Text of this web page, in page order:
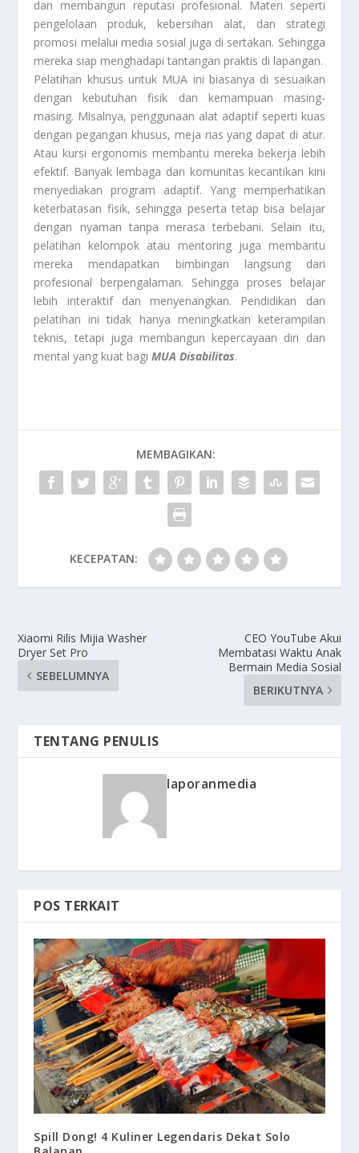
dan membangun reputasi profesional. Materi seperti
pengelolaan produk, kebersihan alat, dan strategi
promosi melalui media sosial juga di sertakan. Sehingga
mereka siap menghadapi tantangan praktis di lapangan.
Pelatihan khusus untuk MUA ini biasanya di sesuaikan
dengan kebutuhan fisik dan kemampuan masing-
masing. Misalnya, penggunaan alat adaptif seperti kuas
dengan pegangan khusus, meja rias yang dapat di atur.
Atau kursi ergonomis membantu mereka bekerja lebih
efektif. Banyak lembaga dan komunitas kecantikan kini
menyediakan program adaptif. Yang memperhatikan
keterbatasan fisik, sehingga peserta tetap bisa belajar
dengan nyaman tanpa merasa terbebani. Selain itu,
pelatihan kelompok atau mentoring juga membantu
mereka mendapatkan bimbingan langsung dari
profesional berpengalaman. Sehingga proses belajar
lebih interaktif dan menyenangkan. Pendidikan dan
pelatihan ini tidak hanya meningkatkan keterampilan
teknis, tetapi juga membangun kepercayaan diri dan
mental yang kuat bagiMUA Disabilitas.
MEMBAGIKAN:
KECEPATAN:
Xiaomi Rilis Mijia Washer
Dryer Set Pro
SEBELUMNYA
CEO YouTube Akui
Membatasi Waktu Anak
Bermain Media Sosial
BERIKUTNYA
TENTANG PENULIS
laporanmedia
POS TERKAIT
Spill Dong! 4 Kuliner Legendaris Dekat Solo